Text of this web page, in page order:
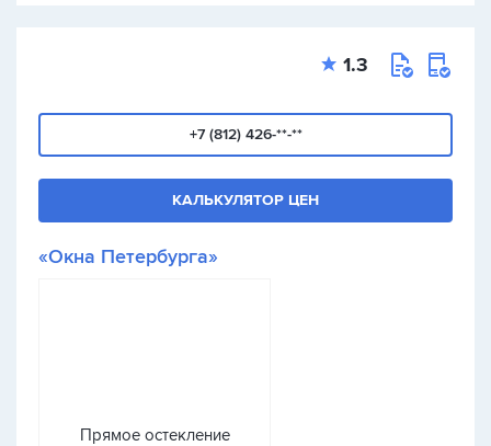
1.3
+7 (812) 426-**-**
КАЛЬКУЛЯТОР ЦЕН
«Окна Петербурга»
Прямое остекление